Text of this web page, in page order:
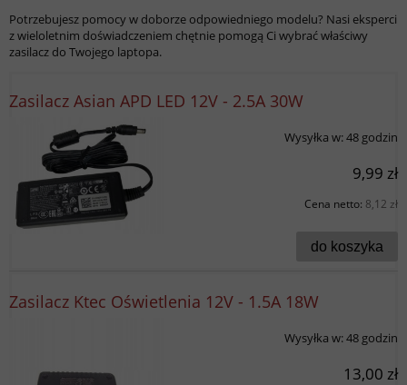
Potrzebujesz pomocy w doborze odpowiedniego modelu? Nasi eksperci
z wieloletnim doświadczeniem chętnie pomogą Ci wybrać właściwy
zasilacz do Twojego laptopa.
Zasilacz Asian APD LED 12V - 2.5A 30W
Wysyłka w:48 godzin
9,99 zł
Cena netto: 8,12 zł
do koszyka
Zasilacz Ktec Oświetlenia 12V - 1.5A 18W
Wysyłka w:48 godzin
13,00 zł